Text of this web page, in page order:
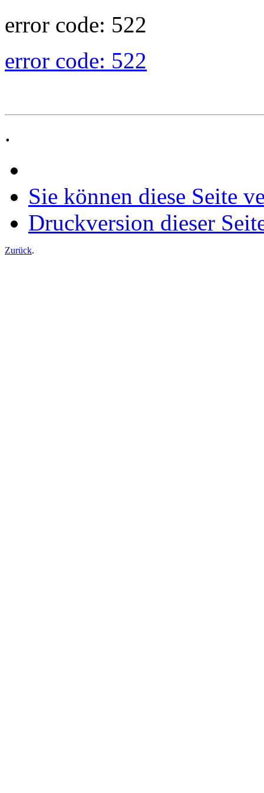
error code: 522
error code: 522
.
Sie können diese Seite
Druckversion dieser
Zurück.